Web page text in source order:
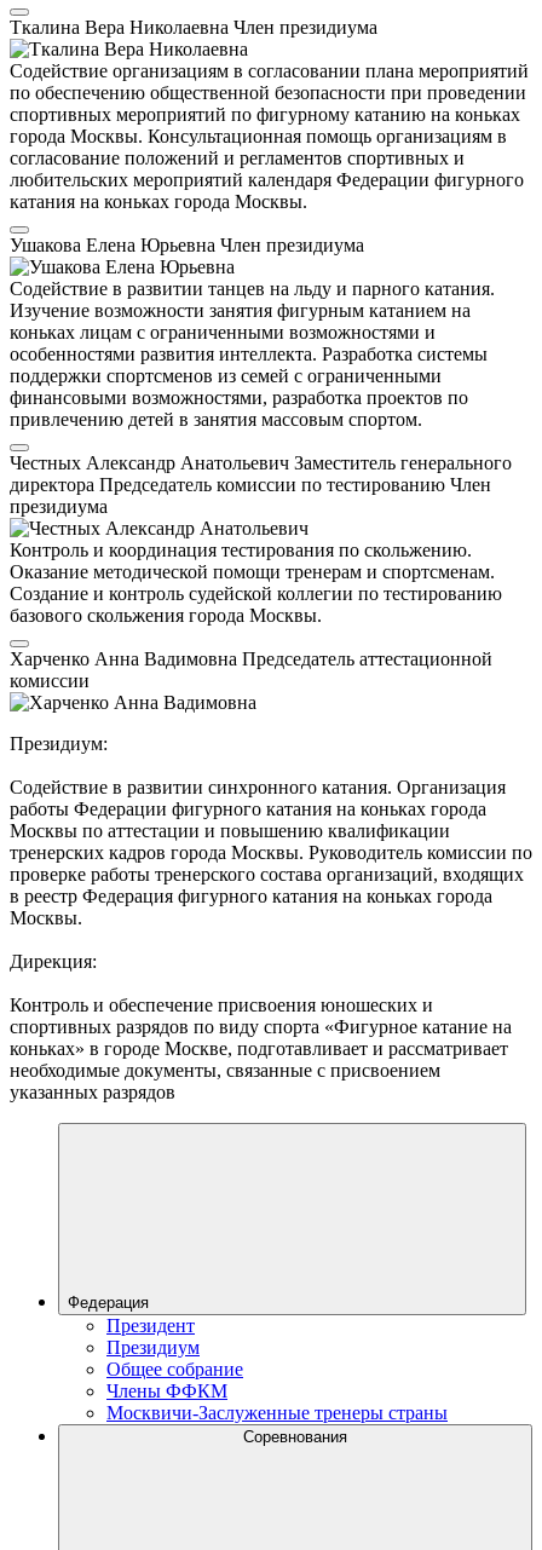
Ткалина Вера Николаевна Член президиума
Содействие организациям в согласовании плана мероприятий
по обеспечению общественной безопасности при проведении
спортивных мероприятий по фигурному катанию на коньках
города Москвы. Консультационная помощь организациям в
согласование положений и регламентов спортивных и
любительских мероприятий календаря Федерации фигурного
катания на коньках города Москвы.
Ушакова Елена Юрьевна Член президиума
Содействие в развитии танцев на льду и парного катания.
Изучение возможности занятия фигурным катанием на
коньках лицам с ограниченными возможностями и
особенностями развития интеллекта. Разработка системы
поддержки спортсменов из семей с ограниченными
финансовыми возможностями, разработка проектов по
привлечению детей в занятия массовым спортом.
Честных Александр Анатольевич Заместитель генерального
директора Председатель комиссии по тестированию Член
президиума
Контроль и координация тестирования по скольжению.
Оказание методической помощи тренерам и спортсменам.
Создание и контроль судейской коллегии по тестированию
базового скольжения города Москвы.
Харченко Анна Вадимовна Председатель аттестационной
комиссии
Президиум:
Содействие в развитии синхронного катания. Организация
работы Федерации фигурного катания на коньках города
Москвы по аттестации и повышению квалификации
тренерских кадров города Москвы. Руководитель комиссии по
проверке работы тренерского состава организаций, входящих
в реестр Федерация фигурного катания на коньках города
Москвы.
Дирекция:
Контроль и обеспечение присвоения юношеских и
спортивных разрядов по виду спорта «Фигурное катание на
коньках» в городе Москве, подготавливает и рассматривает
необходимые документы, связанные с присвоением
указанных разрядов
Федерация
Президент
Президиум
Общее собрание
Члены ФФКМ
Москвичи-Заслуженные тренеры страны
Соревнования